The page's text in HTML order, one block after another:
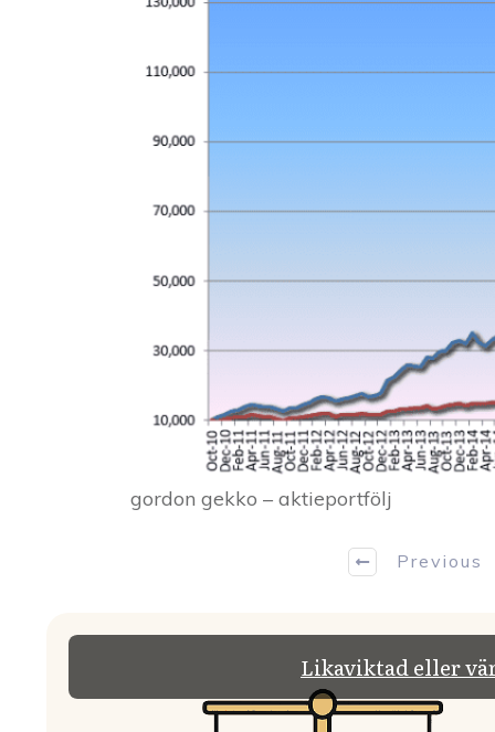
gordon gekko – aktieportfölj
Previous
Likaviktad eller